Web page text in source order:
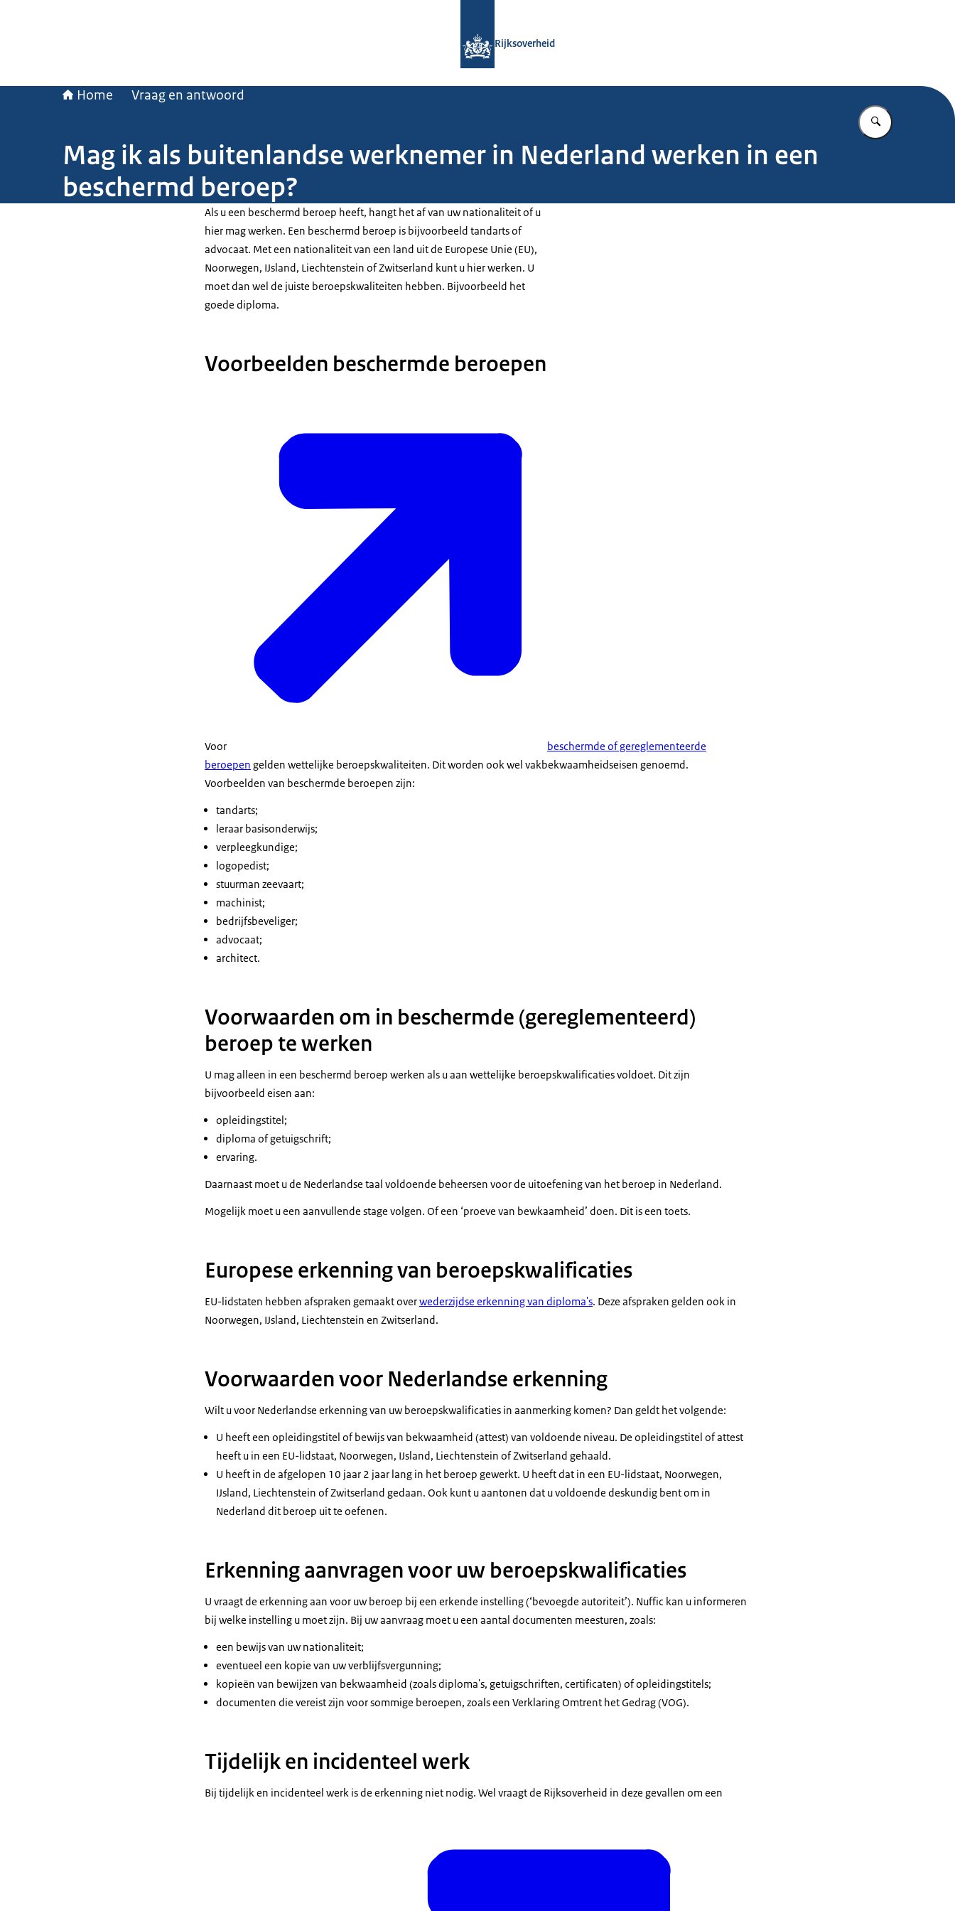
Rijksoverheid
Home Vraag en antwoord
Vul in wat u
Mag ik als buitenlandse werknemer in Nederland werken in een
beschermd beroep?
Als u een beschermd beroep heeft, hangt het af van uw nationaliteit of u
hier mag werken. Een beschermd beroep is bijvoorbeeld tandarts of
advocaat. Met een nationaliteit van een land uit de Europese Unie (EU),
Noorwegen, IJsland, Liechtenstein of Zwitserland kunt u hier werken. U
moet dan wel de juiste beroepskwaliteiten hebben. Bijvoorbeeld het
goede diploma.
Voorbeelden beschermde beroepen
Voor
beschermde of gereglementeerde
beroepen gelden wettelijke beroepskwaliteiten. Dit worden ook wel vakbekwaamheidseisen genoemd.
Voorbeelden van beschermde beroepen zijn:
tandarts;
leraar basisonderwijs;
verpleegkundige;
logopedist;
stuurman zeevaart;
machinist;
bedrijfsbeveliger;
advocaat;
architect.
Voorwaarden om in beschermde (gereglementeerd)
beroep te werken
U mag alleen in een beschermd beroep werken als u aan wettelijke beroepskwalificaties voldoet. Dit zijn
bijvoorbeeld eisen aan:
opleidingstitel;
diploma of getuigschrift;
ervaring.
Daarnaast moet u de Nederlandse taal voldoende beheersen voor de uitoefening van het beroep in Nederland.
Mogelijk moet u een aanvullende stage volgen. Of een ‘proeve van bewkaamheid’ doen. Dit is een toets.
Europese erkenning van beroepskwalificaties
EU-lidstaten hebben afspraken gemaakt overwederzijdse erkenning van diploma's. Deze afspraken gelden ook in
Noorwegen, IJsland, Liechtenstein en Zwitserland.
Voorwaarden voor Nederlandse erkenning
Wilt u voor Nederlandse erkenning van uw beroepskwalificaties in aanmerking komen? Dan geldt het volgende:
U heeft een opleidingstitel of bewijs van bekwaamheid (attest) van voldoende niveau. De opleidingstitel of attest
heeft u in een EU-lidstaat, Noorwegen, IJsland, Liechtenstein of Zwitserland gehaald.
U heeft in de afgelopen 10 jaar 2 jaar lang in het beroep gewerkt. U heeft dat in een EU-lidstaat, Noorwegen,
IJsland, Liechtenstein of Zwitserland gedaan. Ook kunt u aantonen dat u voldoende deskundig bent om in
Nederland dit beroep uit te oefenen.
Erkenning aanvragen voor uw beroepskwalificaties
U vraagt de erkenning aan voor uw beroep bij een erkende instelling (‘bevoegde autoriteit’). Nuffic kan u informeren
bij welke instelling u moet zijn. Bij uw aanvraag moet u een aantal documenten meesturen, zoals:
een bewijs van uw nationaliteit;
eventueel een kopie van uw verblijfsvergunning;
kopieën van bewijzen van bekwaamheid (zoals diploma's, getuigschriften, certificaten) of opleidingstitels;
documenten die vereist zijn voor sommige beroepen, zoals een Verklaring Omtrent het Gedrag (VOG).
Tijdelijk en incidenteel werk
Bij tijdelijk en incidenteel werk is de erkenning niet nodig. Wel vraagt de Rijksoverheid in deze gevallen om een